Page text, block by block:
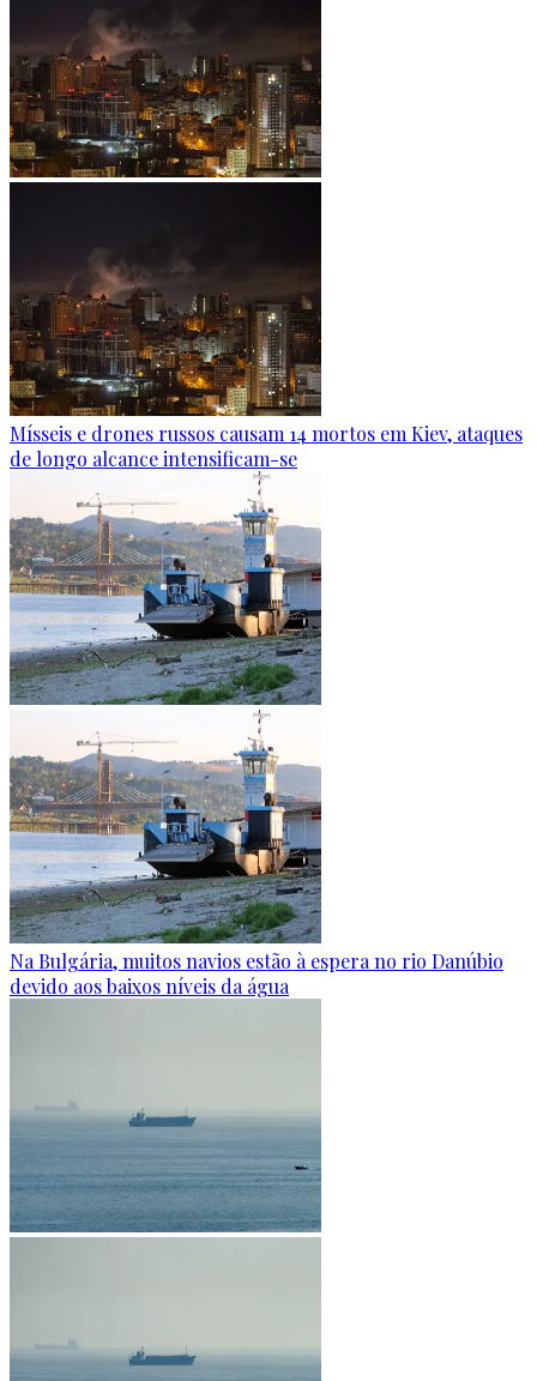
Mísseis e drones russos causam 14 mortos em Kiev, ataques
de longo alcance intensificam-se
Na Bulgária, muitos navios estão à espera no rio Danúbio
devido aos baixos níveis da água